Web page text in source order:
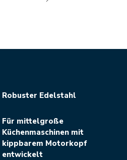
Robuster Edelstahl
Für mittelgroße
Küchenmaschinen mit
kippbarem Motorkopf
entwickelt